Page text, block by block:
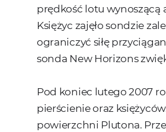
prędkość lotu wynoszącą
Księżyc zajęło sondzie
ograniczyć siłę
sonda New Horizons
Pod koniec lutego 2007
pierścienie oraz
powierzchni Plutona.